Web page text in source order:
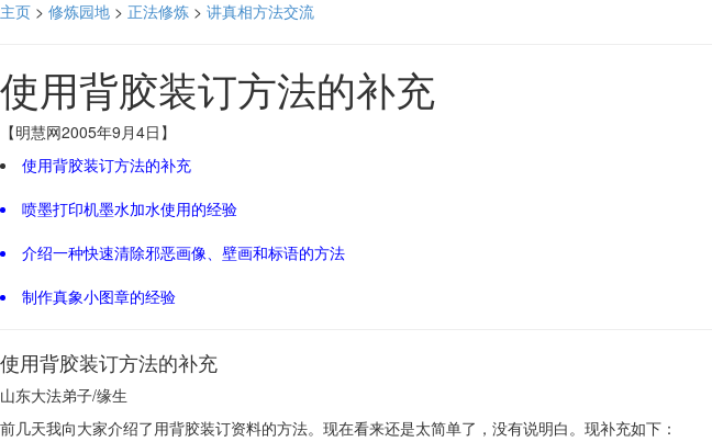
主页 > 修炼园地 > 正法修炼 > 讲真相方法交流
使用背胶装订方法的补充
【明慧网2005年9月4日】
使用背胶装订方法的补充
喷墨打印机墨水加水使用的经验
介绍一种快速清除邪恶画像、壁画和标语的方法
制作真象小图章的经验
使用背胶装订方法的补充
山东大法弟子/缘生
前几天我向大家介绍了用背胶装订资料的方法。现在看来还是太简单了，没有说明白。现补充如下：